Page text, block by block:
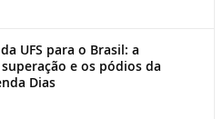
UFS para o Brasil: a
e os pódios da
Dias